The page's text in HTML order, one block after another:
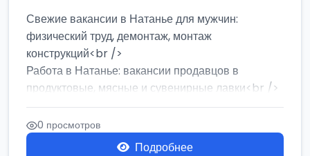
Свежие вакансии в Натанье для мужчин:
физический труд, демонтаж, монтаж
конструкций<br />
Работа в Натанье: вакансии продавцов в
продуктовые, мясные и сувенирные лавки<br />
Разнорабочий на сборку м...
0 просмотров
Подробнее